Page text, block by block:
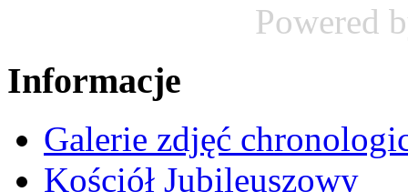
Powered
Informacje
Galerie zdjęć
Kościół Jubileuszowy